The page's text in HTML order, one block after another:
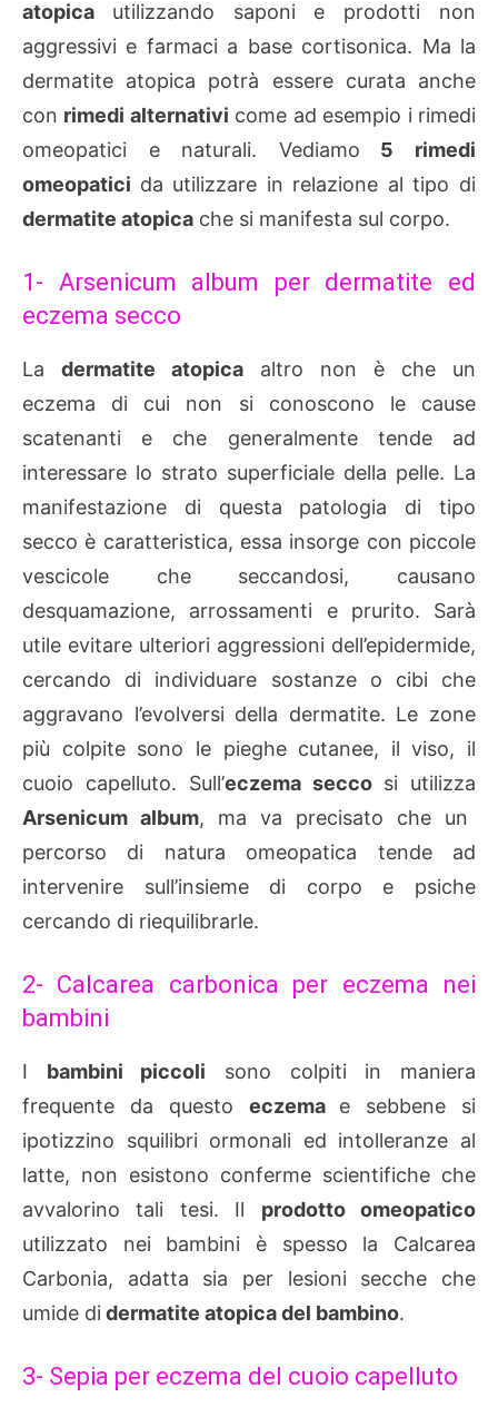
atopica utilizzando saponi e prodotti non
aggressivi e farmaci a base cortisonica. Ma la
dermatite atopica potrà essere curata anche
con rimedi alternativi come ad esempio i rimedi
omeopatici e naturali. Vediamo 5 rimedi
omeopatici da utilizzare in relazione al tipo di
dermatite atopica che si manifesta sul corpo.
1- Arsenicum album per dermatite ed
eczema secco
La dermatite atopica altro non è che un
eczema di cui non si conoscono le cause
scatenanti e che generalmente tende ad
interessare lo strato superficiale della pelle. La
manifestazione di questa patologia di tipo
secco è caratteristica, essa insorge con piccole
vescicole che seccandosi, causano
desquamazione, arrossamenti e prurito. Sarà
utile evitare ulteriori aggressioni dell’epidermide,
cercando di individuare sostanze o cibi che
aggravano l’evolversi della dermatite. Le zone
più colpite sono le pieghe cutanee, il viso, il
cuoio capelluto. Sull’eczema secco si utilizza
Arsenicum album, ma va precisato che un
percorso di natura omeopatica tende ad
intervenire sull’insieme di corpo e psiche
cercando di riequilibrarle.
2- Calcarea carbonica per eczema nei
bambini
I bambini piccoli sono colpiti in maniera
frequente da questo eczema e sebbene si
ipotizzino squilibri ormonali ed intolleranze al
latte, non esistono conferme scientifiche che
avvalorino tali tesi. Il prodotto omeopatico
utilizzato nei bambini è spesso la Calcarea
Carbonia, adatta sia per lesioni secche che
umide di dermatite atopica del bambino.
3- Sepia per eczema del cuoio capelluto